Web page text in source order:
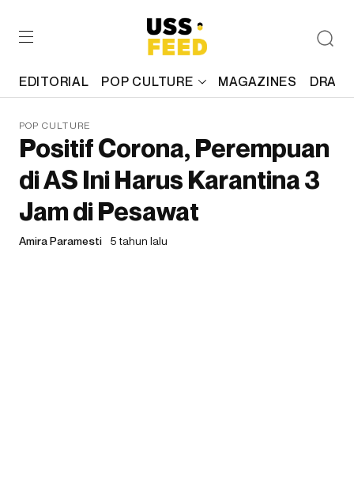
EDITORIAL POP CULTURE MAGAZINES
POP CULTURE
Positif Corona, Perempuan
di AS Ini Harus Karantina 3
Jam di Pesawat
Amira Paramesti 5 tahun lalu